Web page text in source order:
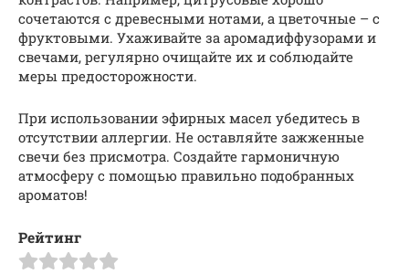
сочетаются с древесными нотами, а цветочные – с
фруктовыми. Ухаживайте за аромадиффузорами и
свечами, регулярно очищайте их и соблюдайте
меры предосторожности.
При использовании эфирных масел убедитесь в
отсутствии аллергии. Не оставляйте зажженные
свечи без присмотра. Создайте гармоничную
атмосферу с помощью правильно подобранных
ароматов!
Рейтинг